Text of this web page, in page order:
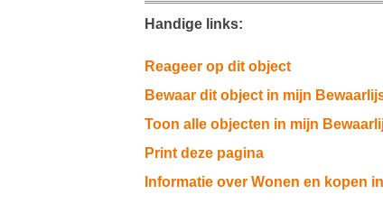
Handige links:
Reageer op dit object
Bewaar dit object in mijn
Toon alle objecten in mijn
Print deze pagina
Informatie over Wonen en kopen